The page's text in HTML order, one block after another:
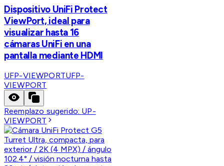
Dispositivo UniFi Protect
ViewPort, ideal para
visualizar hasta 16
cámaras UniFi en una
pantalla mediante HDMI
UFP-VIEWPORTUFP-
VIEWPORT
Reemplazo sugerido: UP-
VIEWPORT